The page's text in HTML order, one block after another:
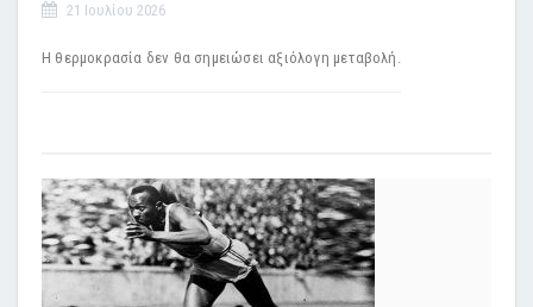
21 Ιουλίου 2026
Η θερμοκρασία δεν θα σημειώσει αξιόλογη μεταβολή.